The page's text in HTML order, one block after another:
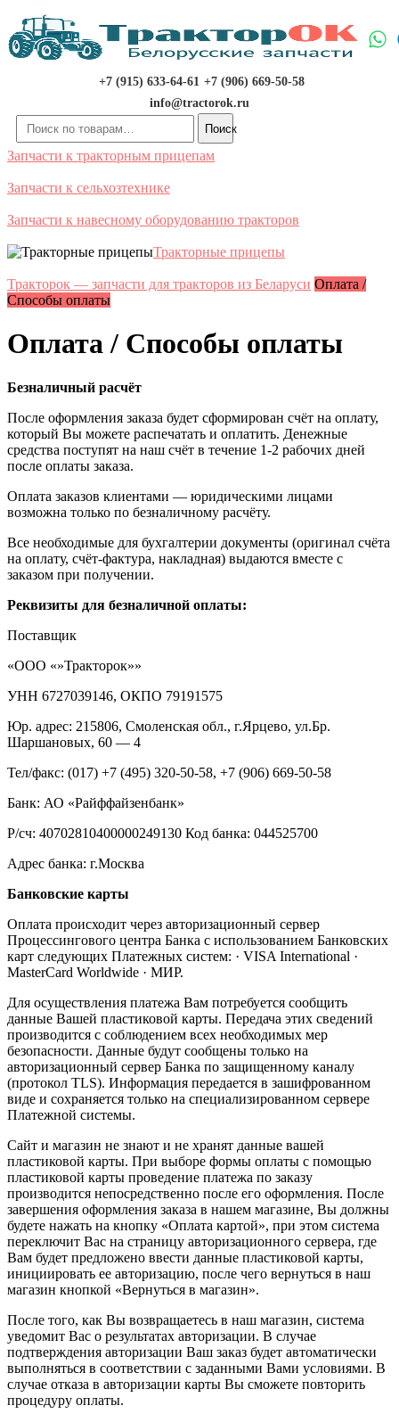
Перейти
содержимому
+7 (915) 633-64-61 +7 (906) 669-50-58
info@tractorok.ru
Искать:
Поиск
Запчасти к тракторным прицепам
Запчасти к сельхозтехнике
Запчасти к навесному оборудованию тракторов
Тракторные прицепы
Тракторок — запчасти для тракторов из Беларуси Оплата /
Способы оплаты
Оплата / Способы оплаты
Безналичный расчёт
После оформления заказа будет сформирован счёт на оплату,
который Вы можете распечатать и оплатить. Денежные
средства поступят на наш счёт в течение 1-2 рабочих дней
после оплаты заказа.
Оплата заказов клиентами — юридическими лицами
возможна только по безналичному расчёту.
Все необходимые для бухгалтерии документы (оригинал счёта
на оплату, счёт-фактура, накладная) выдаются вместе с
заказом при получении.
Реквизиты для безналичной оплаты:
Поставщик
«ООО «»Тракторок»»
УНН 6727039146, ОКПО 79191575
Юр. адрес: 215806, Смоленская обл., г.Ярцево, ул.Бр.
Шаршановых, 60 — 4
Тел/факс: (017) +7 (495) 320-50-58, +7 (906) 669-50-58
Банк: АО «Райффайзенбанк»
Р/сч: 40702810400000249130 Код банка: 044525700
Адрес банка: г.Москва
Банковские карты
Оплата происходит через авторизационный сервер
Процессингового центра Банка с использованием Банковских
карт следующих Платежных систем: · VISA International ·
MasterCard Worldwide · МИР.
Для осуществления платежа Вам потребуется сообщить
данные Вашей пластиковой карты. Передача этих сведений
производится с соблюдением всех необходимых мер
безопасности. Данные будут сообщены только на
авторизационный сервер Банка по защищенному каналу
(протокол TLS). Информация передается в зашифрованном
виде и сохраняется только на специализированном сервере
Платежной системы.
Сайт и магазин не знают и не хранят данные вашей
пластиковой карты. При выборе формы оплаты с помощью
пластиковой карты проведение платежа по заказу
производится непосредственно после его оформления. После
завершения оформления заказа в нашем магазине, Вы должны
будете нажать на кнопку «Оплата картой», при этом система
переключит Вас на страницу авторизационного сервера, где
Вам будет предложено ввести данные пластиковой карты,
инициировать ее авторизацию, после чего вернуться в наш
магазин кнопкой «Вернуться в магазин».
После того, как Вы возвращаетесь в наш магазин, система
уведомит Вас о результатах авторизации. В случае
подтверждения авторизации Ваш заказ будет автоматически
выполняться в соответствии с заданными Вами условиями. В
случае отказа в авторизации карты Вы сможете повторить
процедуру оплаты.